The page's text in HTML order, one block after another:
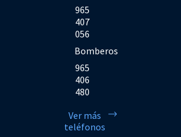
965
407
056
Bomberos
965
406
480
Ver más
teléfonos